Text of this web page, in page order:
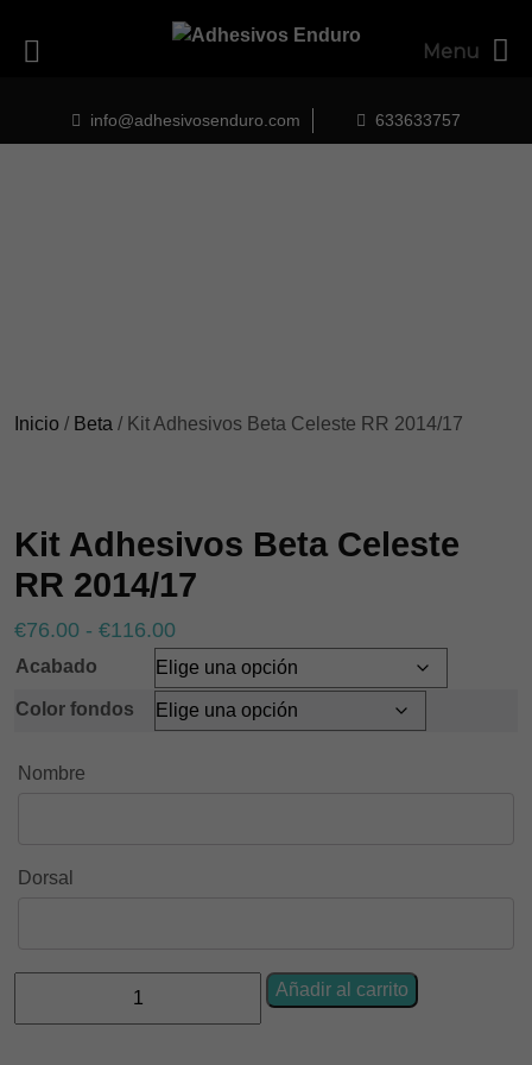
content
info@adhesivosenduro.com 633633757
Inicio / Beta / Kit Adhesivos Beta Celeste RR 2014/17
Kit Adhesivos Beta Celeste
RR 2014/17
€76.00 - €116.00
de
precios:
desde
Acabado
Color fondos
Nombre
Dorsal
Añadir al carrito
Menu